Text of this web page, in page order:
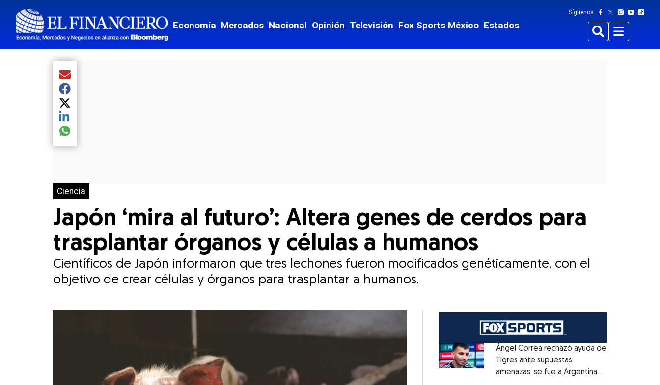
Economía Mercados Nacional Opinión Televisión Fox Sports México Estados
Síguenos
BuscarMenu
Ciencia
Japón ‘mira al futuro’: Altera genes de cerdos para
trasplantar órganos y células a humanos
Científicos de Japón informaron que tres lechones fueron modificados genéticamente, con el
objetivo de crear células y órganos para trasplantar a humanos.
Compartir el artículo actual mediante Email
Compartir el artículo actual mediante Facebook
Compartir el artículo actual mediante Twitter
Compartir el artículo actual mediante LinkedIn
Compartir el artículo actual mediante global.social-whatsapp
Opens in new window
Ángel Correa rechazó ayuda de
Tigres ante supuestas
amenazas; se fue a Argentina